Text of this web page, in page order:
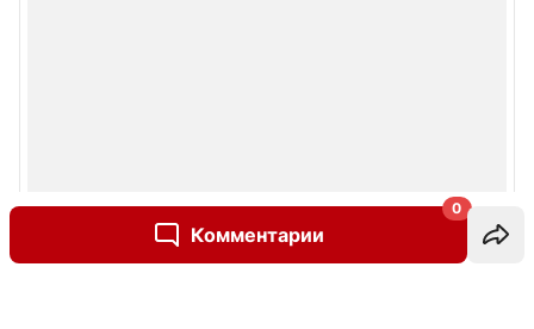
Комментарии
0